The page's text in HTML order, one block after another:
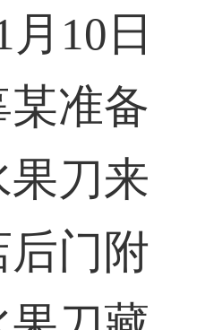
10日
某准备
果刀来
门附